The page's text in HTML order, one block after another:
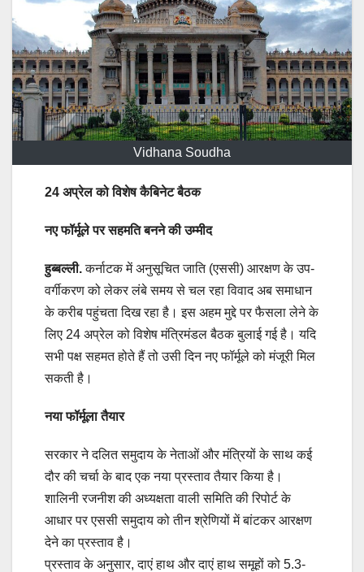
Vidhana Soudha
24 अप्रेल को विशेष कैबिनेट बैठक
नए फॉर्मूले पर सहमति बनने की उम्मीद
हुब्बल्ली.कर्नाटक में अनुसूचित जाति (एससी) आरक्षण के उप-
वर्गीकरण को लेकर लंबे समय से चल रहा विवाद अब समाधान
के करीब पहुंचता दिख रहा है। इस अहम मुद्दे पर फैसला लेने के
लिए 24 अप्रेल को विशेष मंत्रिमंडल बैठक बुलाई गई है। यदि
सभी पक्ष सहमत होते हैं तो उसी दिन नए फॉर्मूले को मंजूरी मिल
सकती है।
नया फॉर्मूला तैयार
सरकार ने दलित समुदाय के नेताओं और मंत्रियों के साथ कई
दौर की चर्चा के बाद एक नया प्रस्ताव तैयार किया है।
शालिनी रजनीश की अध्यक्षता वाली समिति की रिपोर्ट के
आधार पर एससी समुदाय को तीन श्रेणियों में बांटकर आरक्षण
देने का प्रस्ताव है।
प्रस्ताव के अनुसार, दाएं हाथ और दाएं हाथ समूहों को 5.3-